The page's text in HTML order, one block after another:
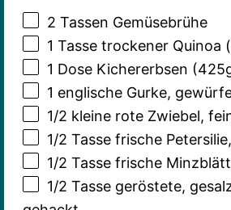
2 Tassen Gemüsebrühe
1 Tasse trockener Quinoa
1 Dose Kichererbsen (
1 englische Gurke,
1/2 kleine rote Zwiebel,
1/2 Tasse frische
1/2 Tasse frische
1/2 Tasse geröstete,